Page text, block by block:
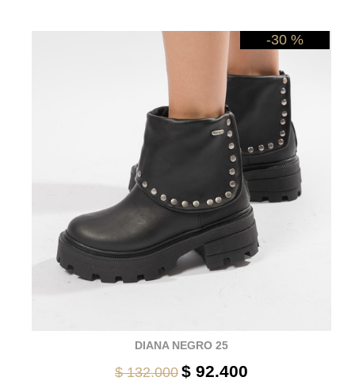
-30 %
DIANA NEGRO 25
$ 132.000 $ 92.400